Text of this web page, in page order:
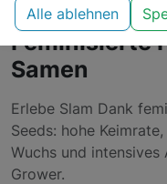
Sensi Seeds
Feminisierte
Samen
Erlebe Slam Dank
Seeds: hohe
Wuchs und
Grower.
Alle ablehnen